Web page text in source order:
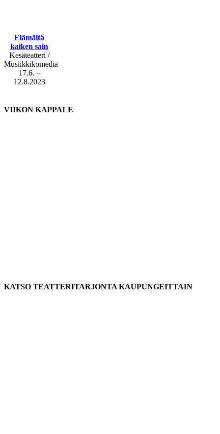
Elämältä
kaiken sain
Kesäteatteri /
Musiikkikomedia
17.6. –
12.8.2023
VIIKON KAPPALE
KATSO TEATTERITARJONTA KAUPUNGEITTAIN